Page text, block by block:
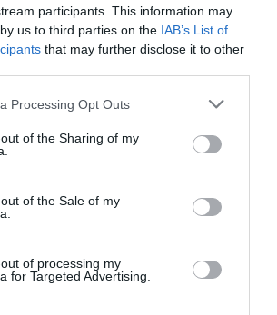
participants. This information may
us to third parties on the IAB’s List of
that may further disclose it to other
Processing Opt Outs
of the Sharing of my
of the Sale of my
of processing my
for Targeted Advertising.